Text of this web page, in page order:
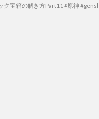
ク宝箱の解き方Part11 #原神